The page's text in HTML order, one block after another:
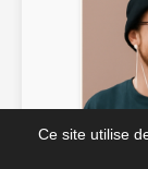
Ce site utilise